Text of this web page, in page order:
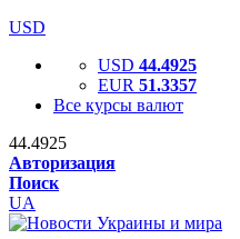
USD
USD 44.4925
EUR 51.3357
Все курсы валют
44.4925
Авторизация
Поиск
UA